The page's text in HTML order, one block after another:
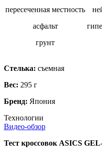
пересеченная местность
асфальт
грунт
Стелька: съемная
Вес: 295 г
Бренд: Япония
Технологии
Видео-обзор
Тест кроссовок ASICS